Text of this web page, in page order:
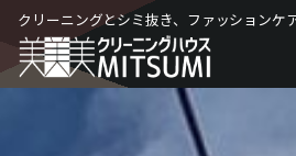
Skip
to
content
クリーニングとシミ抜き、ファッションケ